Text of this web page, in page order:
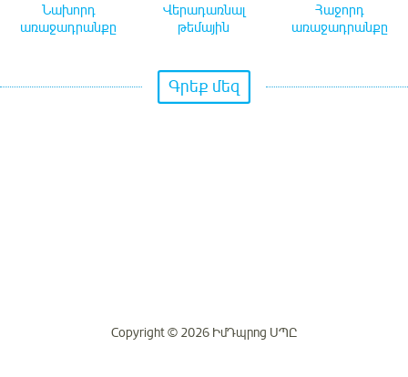
Նախորդ
առաջադրանքը
Վերադառնալ
թեմային
Հաջորդ
առաջադրանքը
Գրեք մեզ
Copyright © 2026 ԻմԴպրոց ՍՊԸ